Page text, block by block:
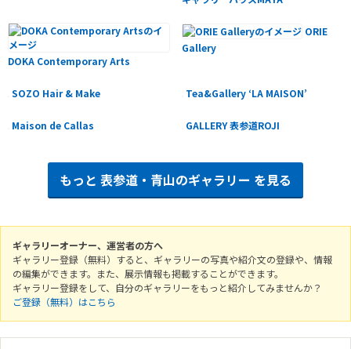
DOKA Contemporary Arts
ORIE
Gallery
SOZO Hair & Make Tea&Gallery ‘LA MAISON’
Maison de Callas GALLERY 表参道ROJI
もっと 表参道・青山のギャラリー を見る
ギャラリーオーナー、運営者の方へ
ギャラリー登録（無料）すると、ギャラリーの写真や紹介文の登録や、情報
の編集ができます。また、展示情報も掲載することができます。
ギャラリー登録をして、自分のギャラリーをもっと紹介してみませんか？
ご登録（無料）はこちら